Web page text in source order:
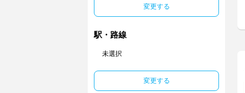
変更する
駅・路線
未選択
変更する